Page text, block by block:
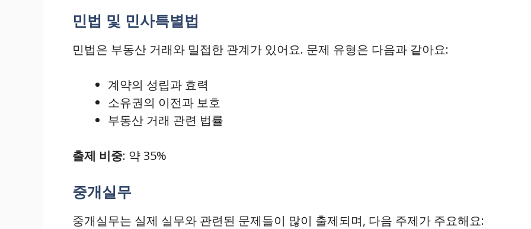
민법 및 민사특별법
민법은 부동산 거래와 밀접한 관계가 있어요. 문제 유형은 다음과 같아요:
계약의 성립과 효력
소유권의 이전과 보호
부동산 거래 관련 법률
출제 비중: 약 35%
중개실무
중개실무는 실제 실무와 관련된 문제들이 많이 출제되며, 다음 주제가 주요해요: